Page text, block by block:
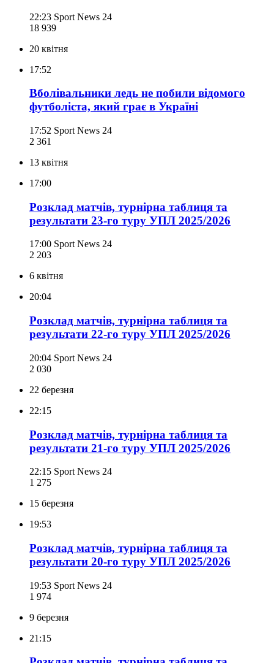
22:23 Sport News 24
18 939
20 квітня
17:52
Вболівальники ледь не побили відомого
футболіста, який грає в Україні
17:52 Sport News 24
2 361
13 квітня
17:00
Розклад матчів, турнірна таблиця та
результати 23-го туру УПЛ 2025/2026
17:00 Sport News 24
2 203
6 квітня
20:04
Розклад матчів, турнірна таблиця та
результати 22-го туру УПЛ 2025/2026
20:04 Sport News 24
2 030
22 березня
22:15
Розклад матчів, турнірна таблиця та
результати 21-го туру УПЛ 2025/2026
22:15 Sport News 24
1 275
15 березня
19:53
Розклад матчів, турнірна таблиця та
результати 20-го туру УПЛ 2025/2026
19:53 Sport News 24
1 974
9 березня
21:15